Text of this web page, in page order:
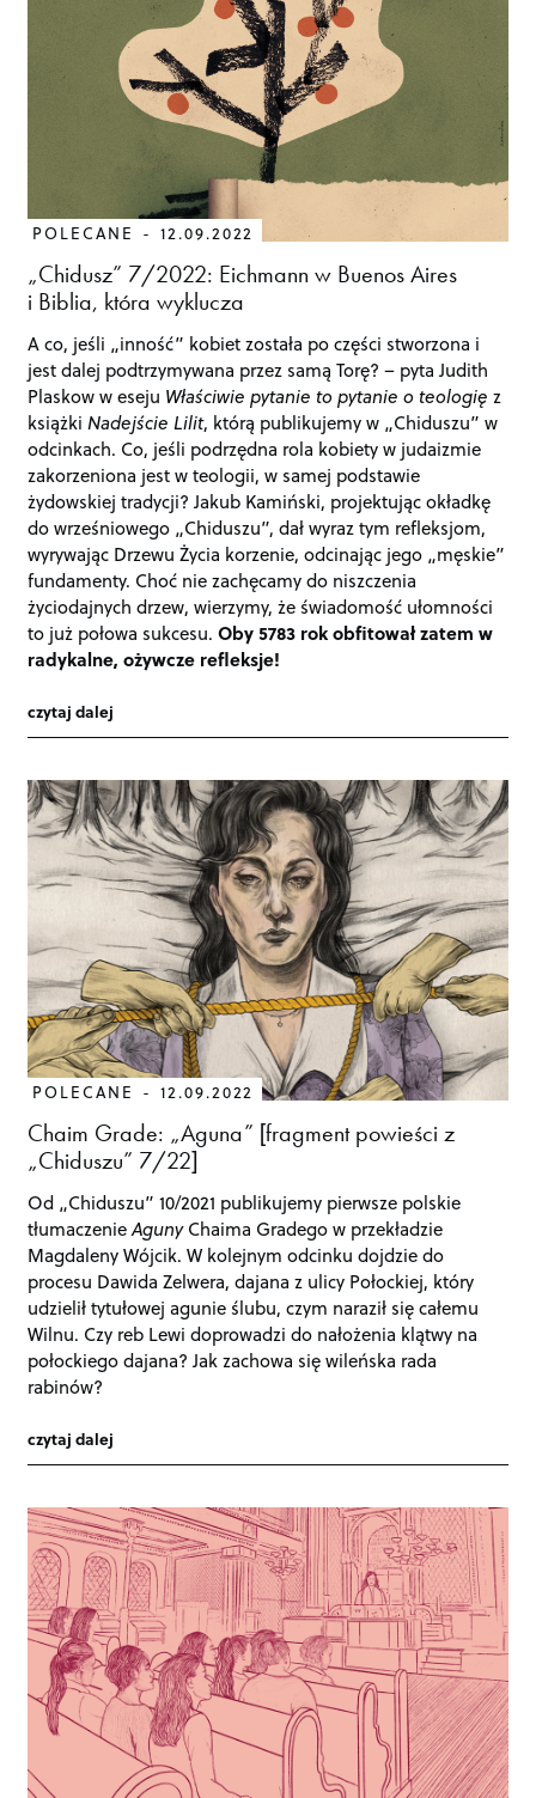
POLECANE 12.09.2022
„Chidusz” 7/2022: Eichmann w Buenos Aires
i Biblia, która wyklucza
A co, jeśli „inność” kobiet została po części stworzona i
jest dalej podtrzymywana przez samą Torę? – pyta Judith
Plaskow w eseju Właściwie pytanie to pytanie o teologię z
książkiNadejście Lilit, którą publikujemy w „Chiduszu” w
odcinkach. Co, jeśli podrzędna rola kobiety w judaizmie
zakorzeniona jest w teologii, w samej podstawie
żydowskiej tradycji? Jakub Kamiński, projektując okładkę
do wrześniowego „Chiduszu”, dał wyraz tym refleksjom,
wyrywając Drzewu Życia korzenie, odcinając jego „męskie”
fundamenty. Choć nie zachęcamy do niszczenia
życiodajnych drzew, wierzymy, że świadomość ułomności
to już połowa sukcesu.Oby 5783 rok obfitował zatem w
radykalne, ożywcze refleksje!
czytaj dalej
POLECANE 12.09.2022
Chaim Grade: „Aguna” [fragment powieści z
„Chiduszu” 7/22]
Od „Chiduszu” 10/2021 publikujemy pierwsze polskie
tłumaczenieAgunyChaima Gradego w przekładzie
Magdaleny Wójcik. W kolejnym odcinku dojdzie do
procesu Dawida Zelwera, dajana z ulicy Połockiej, który
udzielił tytułowej agunie ślubu, czym naraził się całemu
Wilnu. Czy reb Lewi doprowadzi do nałożenia klątwy na
połockiego dajana? Jak zachowa się wileńska rada
rabinów?
czytaj dalej